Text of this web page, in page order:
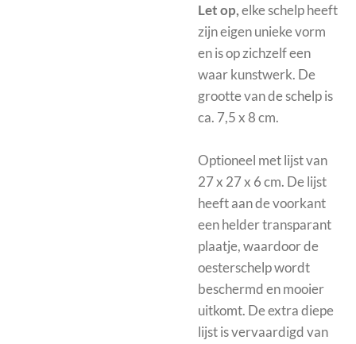
Let op,elke schelp heeft
zijn eigen unieke vorm
en is op zichzelf een
waar kunstwerk. De
grootte van de schelp is
ca. 7,5 x 8 cm.
Optioneel metlijst van
27 x 27 x 6 cm. De lijst
heeft aan de voorkant
een helder transparant
plaatje, waardoor de
oesterschelp wordt
beschermd en mooier
uitkomt. De extra diepe
lijst is vervaardigd van